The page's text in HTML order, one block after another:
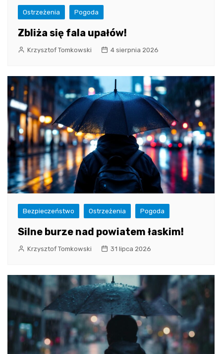
Ostrzeżenia Pogoda
Zbliża się fala upałów!
Krzysztof Tomkowski 4 sierpnia 2026
Bezpieczeństwo Ostrzeżenia Pogoda
Silne burze nad powiatem łaskim!
Krzysztof Tomkowski 31 lipca 2026